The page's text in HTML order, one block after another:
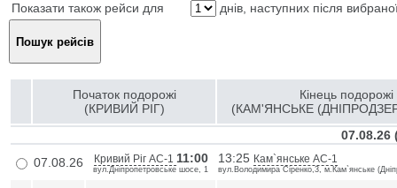
Показати також рейси для
днів, наступних після
Початок подорожі
(КРИВИЙ РІГ)
Кінець подорожі
(КАМ'ЯНСЬКЕ
07.08.26
07.08.26
Кривий Ріг АС-1 11:00
вул.Дніпропетровське шосе, 1
13:25 Кам`янське АС-1
вул.Володимира Сіренко,3, м.Кам`янське